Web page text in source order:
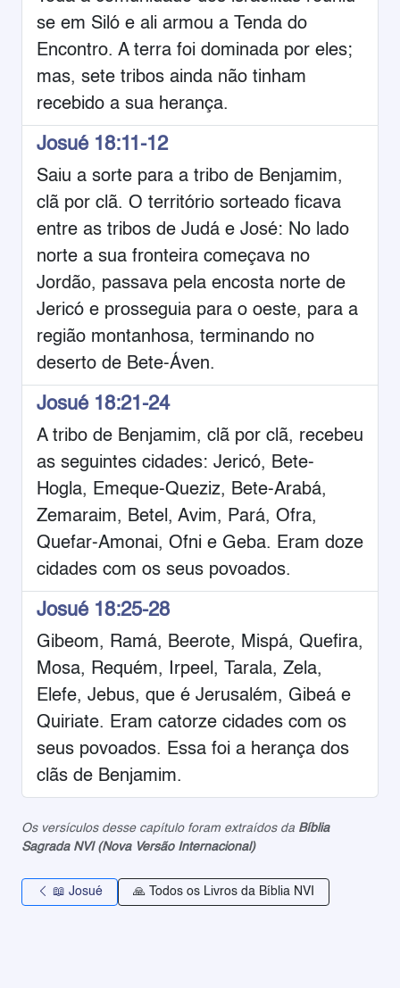
se em Siló e ali armou a Tenda do
Encontro. A terra foi dominada por eles;
mas, sete tribos ainda não tinham
recebido a sua herança.
Josué 18:11-12
Saiu a sorte para a tribo de Benjamim,
clã por clã. O território sorteado ficava
entre as tribos de Judá e José: No lado
norte a sua fronteira começava no
Jordão, passava pela encosta norte de
Jericó e prosseguia para o oeste, para a
região montanhosa, terminando no
deserto de Bete-Áven.
Josué 18:21-24
A tribo de Benjamim, clã por clã, recebeu
as seguintes cidades: Jericó, Bete-
Hogla, Emeque-Queziz, Bete-Arabá,
Zemaraim, Betel, Avim, Pará, Ofra,
Quefar-Amonai, Ofni e Geba. Eram doze
cidades com os seus povoados.
Josué 18:25-28
Gibeom, Ramá, Beerote, Mispá, Quefira,
Mosa, Requém, Irpeel, Tarala, Zela,
Elefe, Jebus, que é Jerusalém, Gibeá e
Quiriate. Eram catorze cidades com os
seus povoados. Essa foi a herança dos
clãs de Benjamim.
Os versículos desse capítulo foram extraídos da Bíblia
Sagrada NVI (Nova Versão Internacional)
📖 Josué 🙏 Todos os Livros da Bíblia NVI